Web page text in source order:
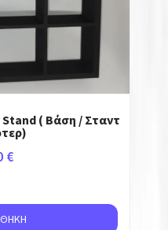
( Βάση / Σταντ
€